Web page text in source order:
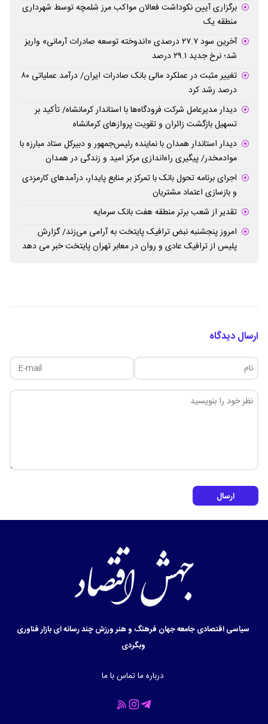
برگزاری آیین نکوداشت فعالان مواکب مرز شلمچه توسط شهرداری
منطقه یک
آخرین سود ۲۷.۷ درصدی «اندوخته توسعه صادرات آرمانی» واریز
شد؛ نرخ جدید ۲۹.۱ درصد
تغییر مثبت در عملکرد مالی بانک صادرات ایران/ درآمد عملیاتی ۸۰
درصد رشد کرد
دیدار مدیرعامل شرکت فرودگاه‌ها با استاندار کرمانشاه/ تأکید بر
تسهیل بازگشت زائران و تقویت پروازهای کرمانشاه
دیدار استاندار همدان با نماینده رئیس‌جمهور و دبیرکل ستاد مبارزه با
موادمخدر/ پیگیری راه‌اندازی مرکز امید و زندگی در همدان
اجرای برنامه تحول بانک با تمرکز بر منابع پایدار، درآمدهای کارمزدی
و بازسازی اعتماد مشتریان
تقدیر از شعب برتر منطقه هفت بانک سرمایه
امروز پنجشنبه نبض ترافیک پایتخت به آرامی می‌زند/ گزارش
پلیس از ترافیک عادی و روان در معابر تهران پایتخت خبر می دهد
ارسال دیدگاه
ارسال
سیاسیاقتصادیجامعهجهان فرهنگ و هنرورزشچند رسانه ایبازارفناوری
وبگردی
درباره ماتماس با ما